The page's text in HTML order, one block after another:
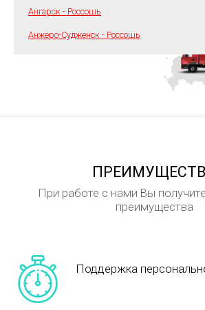
Ангарск - Россошь
Анжеро-Судженск - Россошь
При работе с нами Вы
преимущества
Поддержка